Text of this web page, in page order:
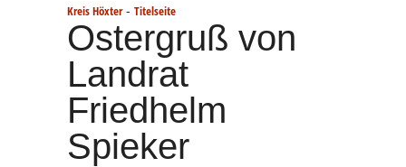
Kreis Höxter- Titelseite
Ostergruß von
Landrat
Friedhelm
Spieker